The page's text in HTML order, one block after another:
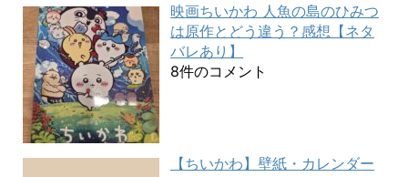
映画ちいかわ 人魚の島のひみつ
は原作とどう違う？感想【ネタ
バレあり】
8件のコメント
【ちいかわ】壁紙・カレンダー